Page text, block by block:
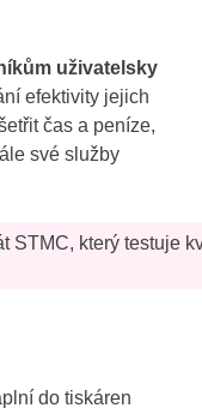
uživatelsky
efektivity jejich
čas a peníze,
své služby
STMC, který testuje
do tiskáren